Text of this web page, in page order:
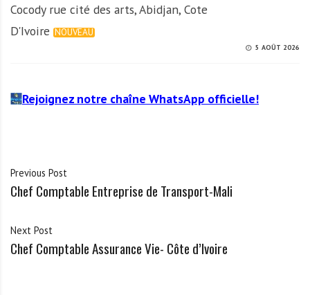
Cocody rue cité des arts, Abidjan, Cote
D'Ivoire NOUVEAU
5 AOÛT 2026
Rejoignez notre chaîne WhatsApp officielle!
Previous Post
Chef Comptable Entreprise de Transport-Mali
Next Post
Chef Comptable Assurance Vie- Côte d’Ivoire